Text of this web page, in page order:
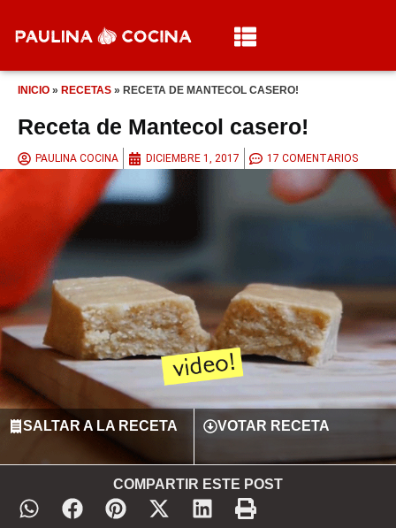
INICIO » RECETAS » RECETA DE MANTECOL CASERO!
Receta de Mantecol casero!
PAULINA COCINA DICIEMBRE 1, 2017 17 COMENTARIOS
SALTAR A LA RECETA VOTAR RECETA
COMPARTIR ESTE POST